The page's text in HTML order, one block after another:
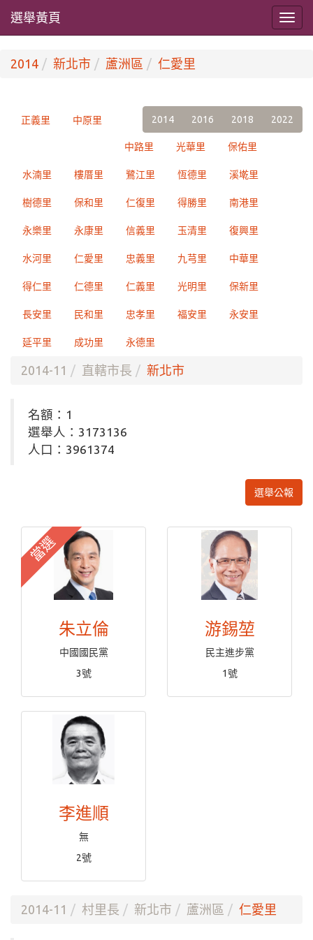
選舉黃頁
2014 新北市 蘆洲區 仁愛里
2014 2016 2018 2022
正義里 中原里
中路里 光華里 保佑里
水湳里 樓厝里 鷺江里 恆德里 溪墘里
樹德里 保和里 仁復里 得勝里 南港里
永樂里 永康里 信義里 玉清里 復興里
水河里 仁愛里 忠義里 九芎里 中華里
得仁里 仁德里 仁義里 光明里 保新里
長安里 民和里 忠孝里 福安里 永安里
延平里 成功里 永德里
2014-11 直轄市長 新北市
名額：1
選舉人：3173136
人口：3961374
選舉公報
當選
朱立倫
中國國民黨
3號
游錫堃
民主進步黨
1號
李進順
無
2號
2014-11 村里長 新北市 蘆洲區 仁愛里